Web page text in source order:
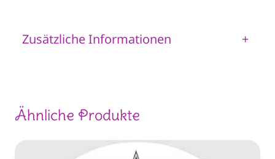
Zusätzliche Informationen +
Ähnliche Produkte